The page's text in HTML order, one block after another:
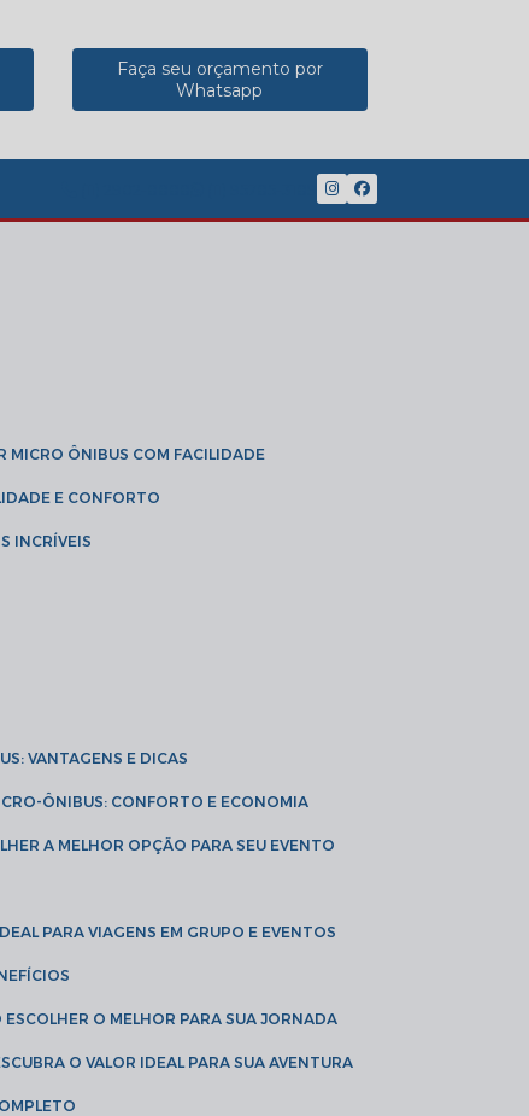
Faça seu orçamento por
Whatsapp
MICRO ÔNIBUS COM FACILIDADE
E CONFORTO
INCRÍVEIS
VANTAGENS E DICAS
ÔNIBUS: CONFORTO E ECONOMIA
A MELHOR OPÇÃO PARA SEU EVENTO
PARA VIAGENS EM GRUPO E EVENTOS
ESCOLHER O MELHOR PARA SUA JORNADA
O VALOR IDEAL PARA SUA AVENTURA